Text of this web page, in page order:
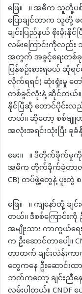
ဖြေ။ ။ အဓိက သူတို့ပ
ပြောချင်တာက သူတို့
ချင်းပြည်နယ် စိုးမိုးနိုင်
လမ်းကြောင်းကိုလည်
အတွက် အခွင့်ရေးတစ်ခု
ပြန်စဉ်းစားရမယ်
လိုက်ရရင်) ဆုံးရှုံးမှု တ
တစ်ခွင်လုံးနဲ့ ဆိုင်တယ်။
နိုင်ပြီဆို တောင်ပိုင်း
တယ်။ ဆိုတော့ စစ်ဗျူ
အလုံးအရင်းသုံးပြီး
မေး။ ။ ဒီတိုက်ခိုက်မှု
အဓိက တိုက်ခိုက်ခဲ့တာလဲ။
CB) တပ်ဖွဲ့တွေနဲ့ ပူးတွဲ
ဖြေ။ ။ ကျနော်တို့ ခ
တယ်။ ဒီစစ်ကြောင်းကို
အမျိုးသား ကာကွယ်ရေး
က ဦးဆောင်တာပေါ့။
တာထက် ချင်းလဲန်းက
တွေကနေ ဦးဆောင်းထ
ဘက်ကတော့ ချင်းညီနေ